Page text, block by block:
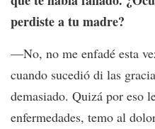
perdiste a tu madre?
—No, no me enfadé esta
cuando sucedió di las
demasiado. Quizá por eso
enfermedades, temo al